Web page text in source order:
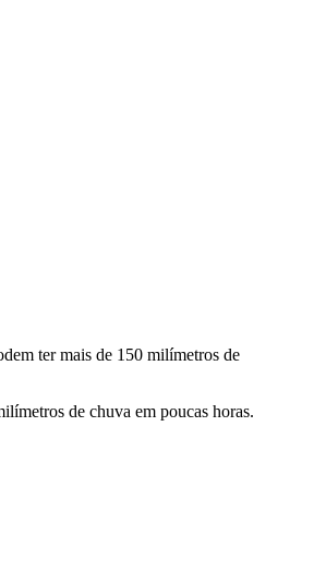
ter mais de 150 milímetros de
de chuva em poucas horas.